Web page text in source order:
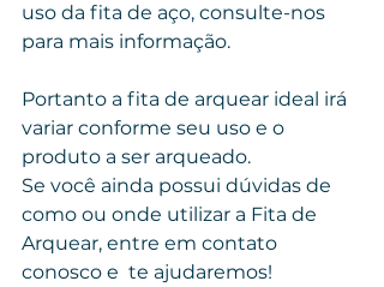
uso da fita de aço, consulte-nos
para mais informação.
Portanto a fita de arquear ideal irá
variar conforme seu uso e o
produto a ser arqueado.
Se você ainda possui dúvidas de
como ou onde utilizar a Fita de
Arquear, entre em contato
conosco e  te ajudaremos!